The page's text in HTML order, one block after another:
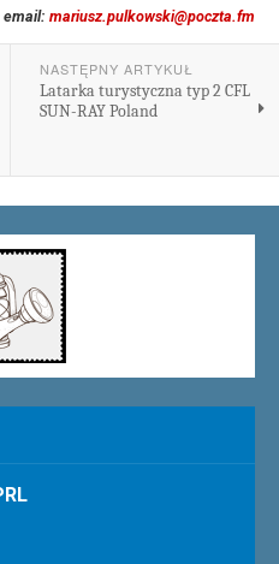
email: mariusz.pulkowski@poczta.fm
NASTĘPNY ARTYKUŁ
Latarka turystyczna typ 2 CFL
SUN-RAY Poland